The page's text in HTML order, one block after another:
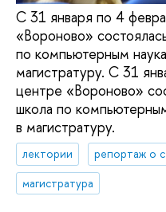
С 31 января по 4
«Вороново»
по компьютерным
магистратуру. С 31
центре «Вороново»
школа по
в магистратуру.
лектории
репортаж о
магистратура